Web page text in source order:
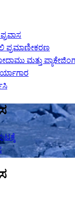
ಪ್ರಮಾಣೀಕರಣ
ಮತ್ತು